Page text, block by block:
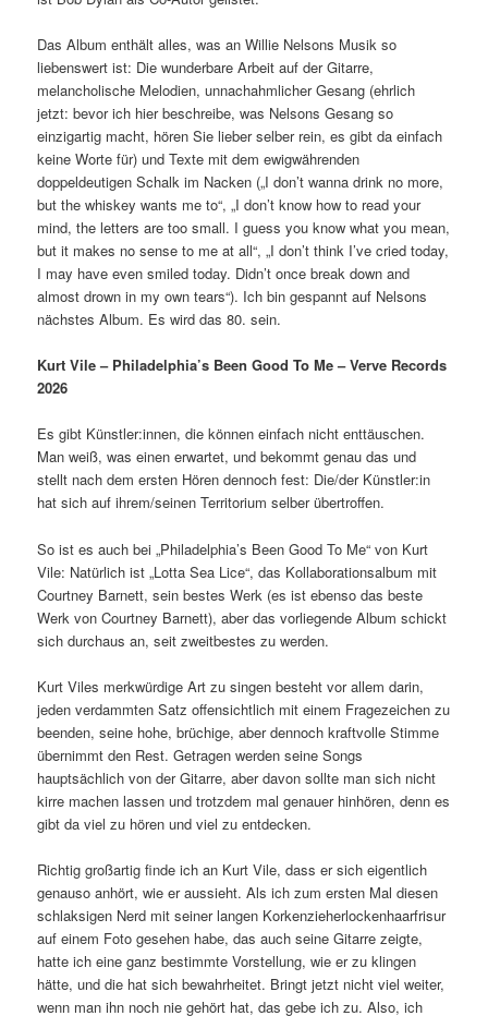
Das Album enthält alles, was an Willie Nelsons Musik so
liebenswert ist: Die wunderbare Arbeit auf der Gitarre,
melancholische Melodien, unnachahmlicher Gesang (ehrlich
jetzt: bevor ich hier beschreibe, was Nelsons Gesang so
einzigartig macht, hören Sie lieber selber rein, es gibt da einfach
keine Worte für) und Texte mit dem ewigwährenden
doppeldeutigen Schalk im Nacken („I don’t wanna drink no more,
but the whiskey wants me to“, „I don’t know how to read your
mind, the letters are too small. I guess you know what you mean,
but it makes no sense to me at all“, „I don’t think I’ve cried today,
I may have even smiled today. Didn’t once break down and
almost drown in my own tears“). Ich bin gespannt auf Nelsons
nächstes Album. Es wird das 80. sein.
Kurt Vile – Philadelphia’s BeenGoodToMe – Verve Records
2026
Es gibt Künstler:innen, die können einfach nicht enttäuschen.
Man weiß, was einen erwartet, und bekommt genau das und
stellt nach dem ersten Hören dennoch fest: Die/der Künstler:in
hat sich auf ihrem/seinen Territorium selber übertroffen.
So ist es auch bei „Philadelphia’s Been Good To Me“ von Kurt
Vile: Natürlich ist „Lotta Sea Lice“, das Kollaborationsalbum mit
Courtney Barnett, sein bestes Werk (es ist ebenso das beste
Werk von Courtney Barnett), aber das vorliegende Album schickt
sich durchaus an, seit zweitbestes zu werden.
Kurt Viles merkwürdige Art zu singen besteht vor allem darin,
jeden verdammten Satz offensichtlich mit einem Fragezeichen zu
beenden, seine hohe, brüchige, aber dennoch kraftvolle Stimme
übernimmt den Rest. Getragen werden seine Songs
hauptsächlich von der Gitarre, aber davon sollte man sich nicht
kirre machen lassen und trotzdem mal genauer hinhören, denn es
gibt da viel zu hören und viel zu entdecken.
Richtig großartig finde ich an Kurt Vile, dass er sich eigentlich
genauso anhört, wie er aussieht. Als ich zum ersten Mal diesen
schlaksigen Nerd mit seiner langen Korkenzieherlockenhaarfrisur
auf einem Foto gesehen habe, das auch seine Gitarre zeigte,
hatte ich eine ganz bestimmte Vorstellung, wie er zu klingen
hätte, und die hat sich bewahrheitet. Bringt jetzt nicht viel weiter,
wenn man ihn noch nie gehört hat, das gebe ich zu. Also, ich